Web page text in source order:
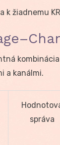
k žiadnemu
kombinácia
a kanálmi.
správa